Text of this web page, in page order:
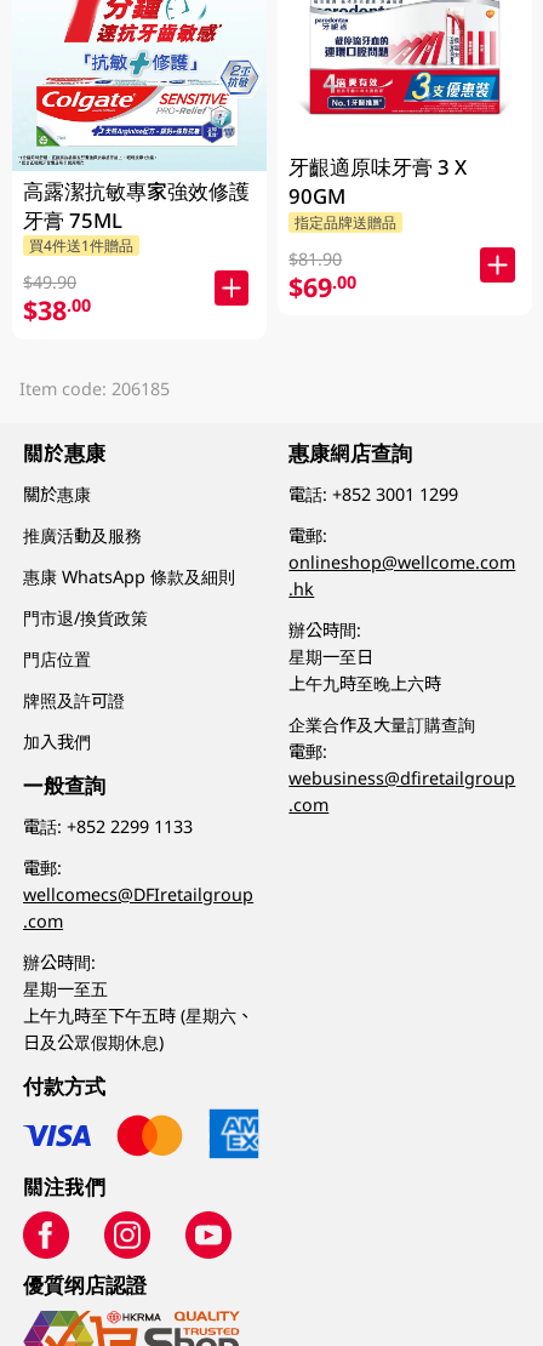
高露潔抗敏專家強效修護
牙膏 75ML
買4件送1件贈品
$49.90
$38.00
牙齦適原味牙膏 3 X
90GM
指定品牌送贈品
$81.90
$69.00
Item code: 206185
關於惠康
關於惠康
推廣活動及服務
惠康 WhatsApp 條款及細則
門市退/換貨政策
門店位置
牌照及許可證
加入我們
一般查詢
電話:+852 2299 1133
電郵:
wellcomecs@DFIretailgroup
.com
辦公時間:
星期一至五
上午九時至下午五時 (星期六、
日及公眾假期休息)
惠康網店查詢
電話:+852 3001 1299
電郵:
onlineshop@wellcome.com
.hk
辦公時間:
星期一至日
上午九時至晚上六時
企業合作及大量訂購查詢
電郵:
webusiness@dfiretailgroup
.com
付款方式
關注我們
優質纲店認證